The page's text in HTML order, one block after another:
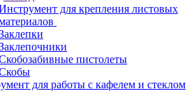
для крепления листовых
пистолеты
для работы с кафелем и стеклом